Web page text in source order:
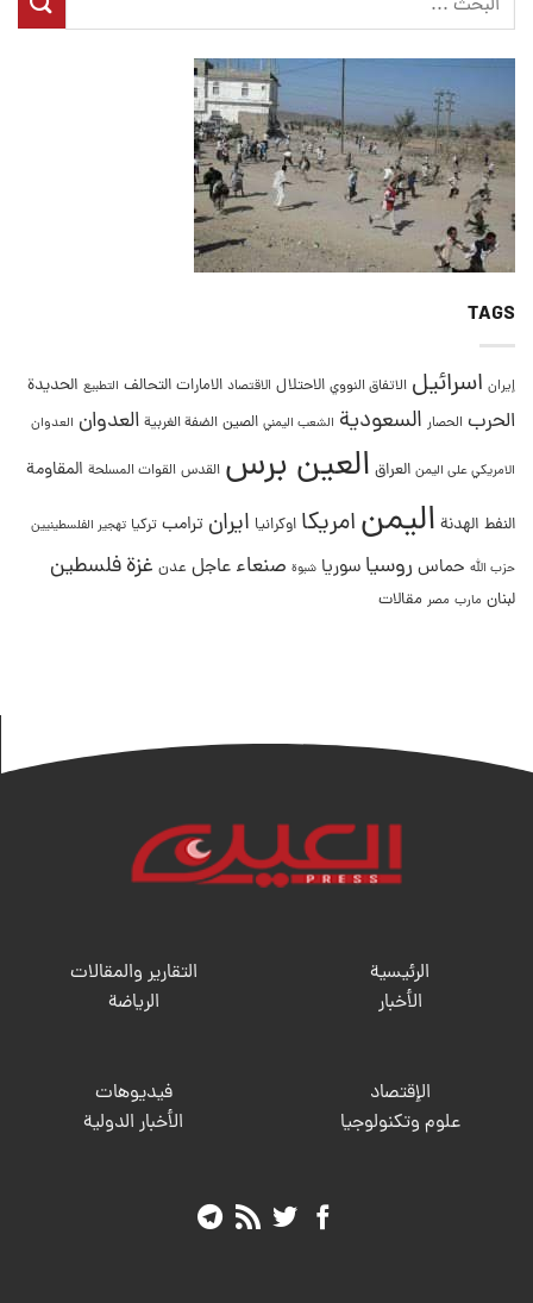
TAGS
إيران اسرائيل الاتفاق النووي الاحتلال الاقتصاد الامارات التحالف التطبيع الحديدة
الحرب الحصار السعودية الشعب اليمني الصين الضفة الغربية العدوان العدوان
الامريكي على اليمن العراق العين برس القدس القوات المسلحة المقاومة
النفط الهدنة اليمنامريكا اوكرانيا ايران ترامب تركيا تهجير الفلسطينيين
حزب الله حماس روسيا سوريا شبوة صنعاء عاجل عدن غزةفلسطين
لبنان مارب مصر مقالات
الرئيسية
الأخبار
التقارير والمقالات
الریاضة
الإقتصاد
علوم وتكنولوجيا
فيديوهات
الأخبار الدولية